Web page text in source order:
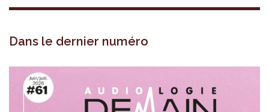
Dans le dernier numéro